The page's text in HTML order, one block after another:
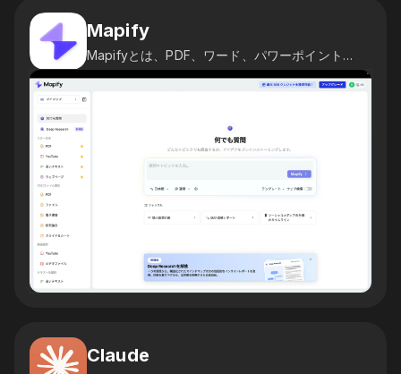
Mapify
Mapifyとは、PDF、ワード、パワーポイント、YouTube動画、画像を含む様々なコンテンツを数秒で構造化されたマインドマップに変換できるAIツールです。
Claude